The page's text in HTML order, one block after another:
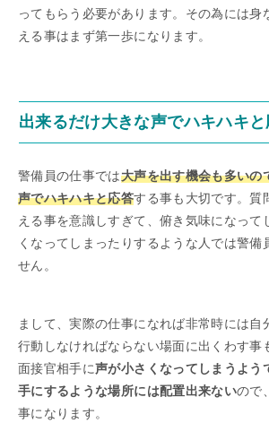
ってもらう必要があります。その為には身
える事はまず第一歩になります。
出来るだけ大きな声でハキハキと
警備員の仕事では大声を出す機会も多いの
声でハキハキと応答する事も大切です。質
える事を意識しすぎて、俯き気味になって
くなってしまったりするような人では警備
せん。
まして、実際の仕事になれば非常時には自
行動しなければならない場面に出くわす事
面接官相手に声が小さくなってしまうよう
手にするような場所には配置出来ないので
事になります。